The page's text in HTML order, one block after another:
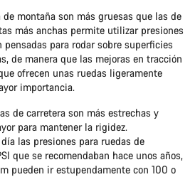
montaña son más gruesas que las de
más anchas permite utilizar presiones
pensadas para rodar sobre superficies
de manera que las mejoras en tracción
ofrecen unas ruedas ligeramente
importancia.
de carretera son más estrechas y
para mantener la rigidez.
las presiones para ruedas de
que se recomendaban hace unos años,
pueden ir estupendamente con 100 o